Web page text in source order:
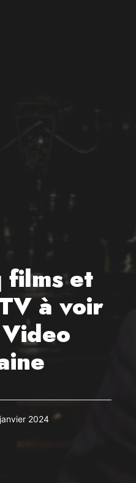
films et
à voir
2024